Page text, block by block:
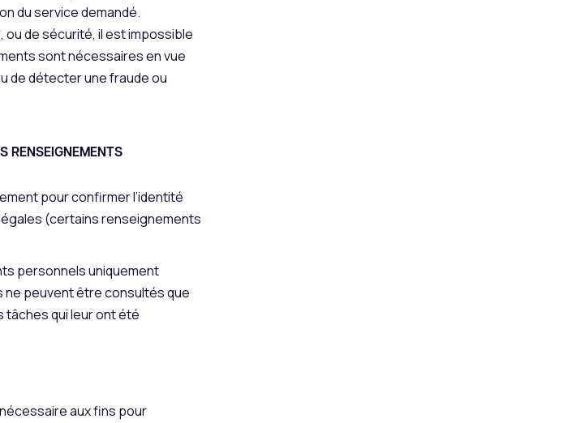
du service demandé.
de sécurité, il est impossible
sont nécessaires en vue
de détecter une fraude ou
RENSEIGNEMENTS
pour confirmer l’identité
(certains renseignements
personnels uniquement
ne peuvent être consultés que
tâches qui leur ont été
aux fins pour